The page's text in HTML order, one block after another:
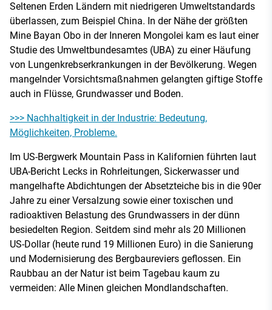
Seltenen Erden Ländern mit niedrigeren Umweltstandards
überlassen, zum Beispiel China. In der Nähe der größten
Mine Bayan Obo in der Inneren Mongolei kam es laut einer
Studie des Umweltbundesamtes (UBA) zu einer Häufung
von Lungenkrebserkrankungen in der Bevölkerung. Wegen
mangelnder Vorsichtsmaßnahmen gelangten giftige Stoffe
auch in Flüsse, Grundwasser und Boden.
>>> Nachhaltigkeit in der Industrie: Bedeutung,
Möglichkeiten, Probleme.
Im US-Bergwerk Mountain Pass in Kalifornien führten laut
UBA-Bericht Lecks in Rohrleitungen, Sickerwasser und
mangelhafte Abdichtungen der Absetzteiche bis in die 90er
Jahre zu einer Versalzung sowie einer toxischen und
radioaktiven Belastung des Grundwassers in der dünn
besiedelten Region. Seitdem sind mehr als 20 Millionen
US-Dollar (heute rund 19 Millionen Euro) in die Sanierung
und Modernisierung des Bergbaureviers geflossen. Ein
Raubbau an der Natur ist beim Tagebau kaum zu
vermeiden: Alle Minen gleichen Mondlandschaften.